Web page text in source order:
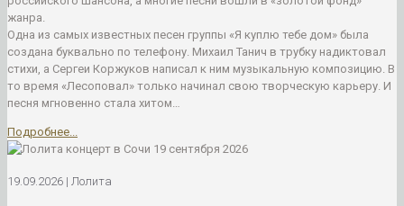
жанра.
Одна из самых известных песен группы «Я куплю тебе дом» была
создана буквально по телефону. Михаил Танич в трубку надиктовал
стихи, а Сергеи Коржуков написал к ним музыкальную композицию. В
то время «Лесоповал» только начинал свою творческую карьеру. И
песня мгновенно стала хитом…
Подробнее...
19.09.2026 | Лолита